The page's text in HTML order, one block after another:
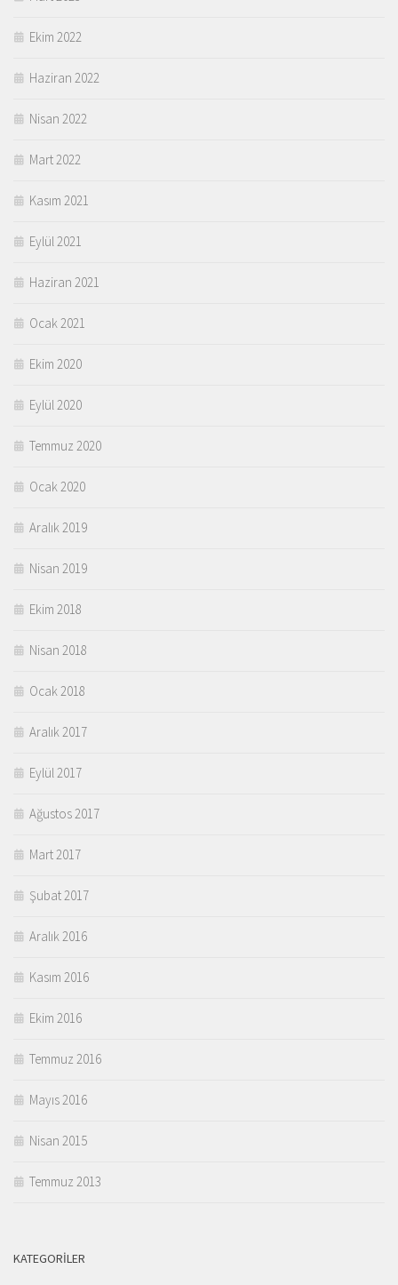
Ekim 2022
Haziran 2022
Nisan 2022
Mart 2022
Kasım 2021
Eylül 2021
Haziran 2021
Ocak 2021
Ekim 2020
Eylül 2020
Temmuz 2020
Ocak 2020
Aralık 2019
Nisan 2019
Ekim 2018
Nisan 2018
Ocak 2018
Aralık 2017
Eylül 2017
Ağustos 2017
Mart 2017
Şubat 2017
Aralık 2016
Kasım 2016
Ekim 2016
Temmuz 2016
Mayıs 2016
Nisan 2015
Temmuz 2013
KATEGORILER